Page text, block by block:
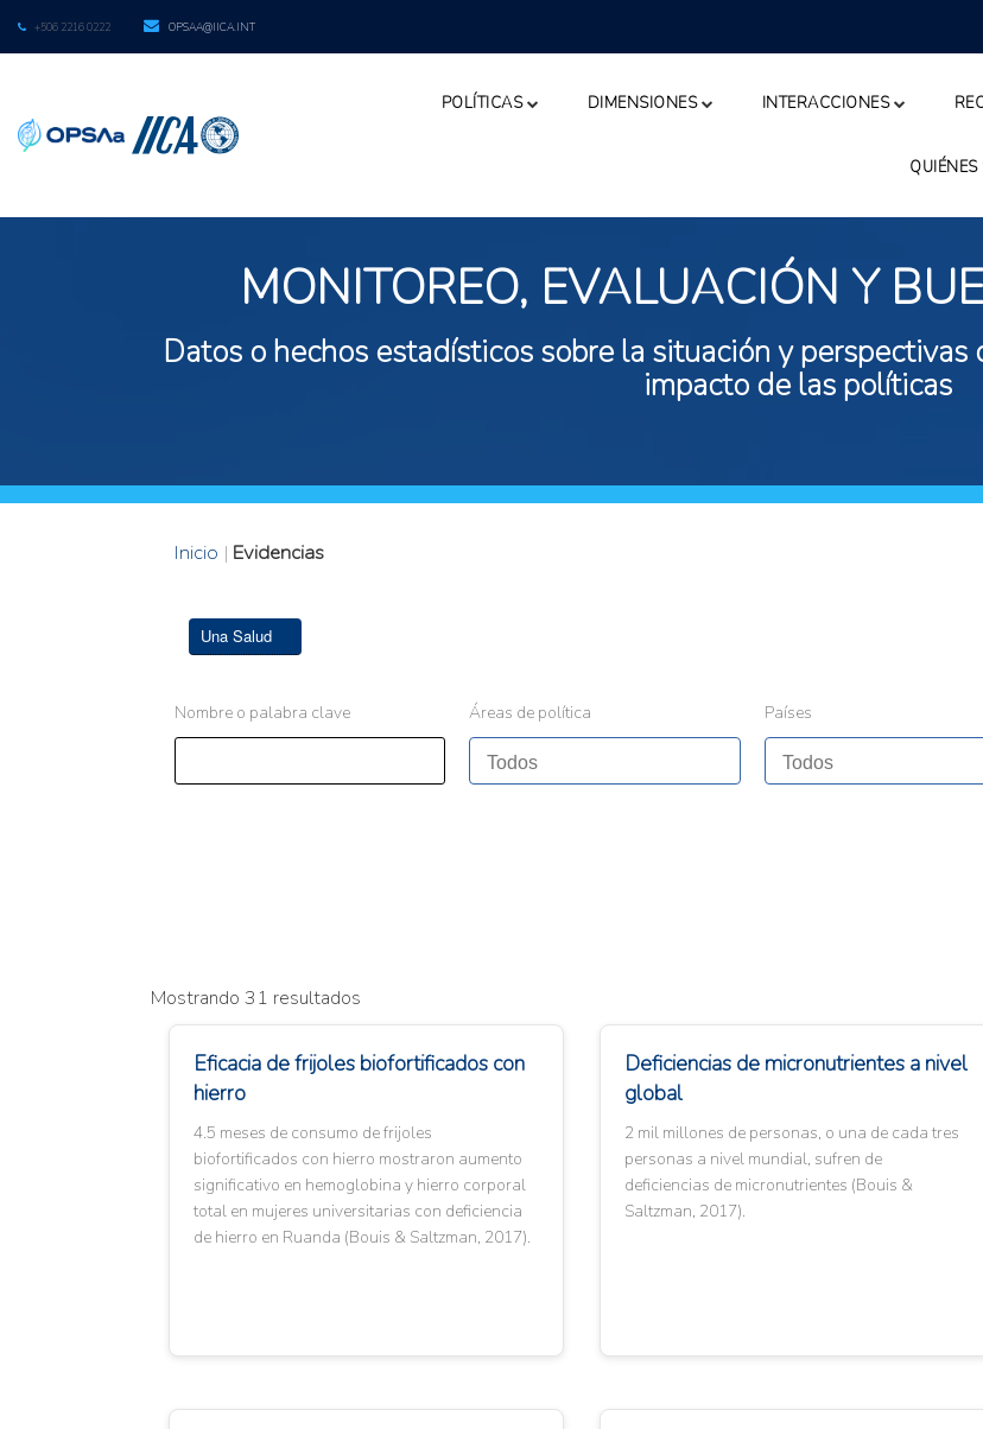
+506 2216 0222 OPSAA@IICA.INT
POLÍTICAS DIMENSIONES INTERACCIONES
MONITOREO, EVALUACIÓN Y
Datos o hechos estadísticos sobre la situación y
impacto de las políticas
Inicio | Evidencias
Una Salud
Nombre o palabra clave Áreas de política Países
Mostrando 31 resultados
Eficacia de frijoles biofortificados con
hierro
4.5 meses de consumo de frijoles
biofortificados con hierro mostraron aumento
significativo en hemoglobina y hierro corporal
total en mujeres universitarias con deficiencia
de hierro en Ruanda (Bouis & Saltzman, 2017).
Deficiencias de micronutrientes a nivel
global
2 mil millones de personas, o una de cada tres
personas a nivel mundial, sufren de
deficiencias de micronutrientes (Bouis &
Saltzman, 2017).